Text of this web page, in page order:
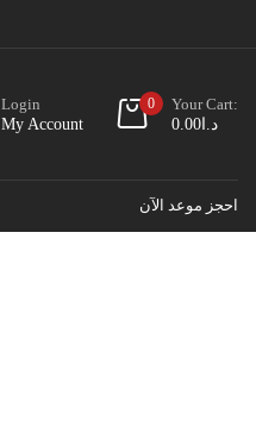
Login
My Account
0
Your Cart:
د.ا 0.00
احجز موعد الآن